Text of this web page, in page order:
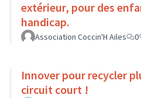
extérieur, pour des
handicap.
Association Coccin'H Ailes 0
Innover pour recycler
circuit court !